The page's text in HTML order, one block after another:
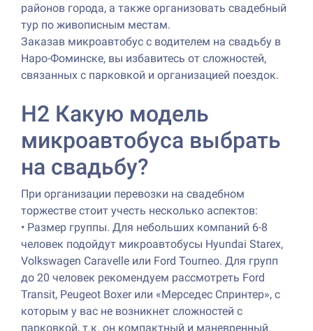
районов города, а также организовать свадебный
тур по живописным местам.
Заказав микроавтобус с водителем на свадьбу в
Наро-Фоминске, вы избавитесь от сложностей,
связанных с парковкой и организацией поездок.
H2 Какую модель
микроавтобуса выбрать
на свадьбу?
При организации перевозки на свадебном
торжестве стоит учесть несколько аспектов:
• Размер группы. Для небольших компаний 6-8
человек подойдут микроавтобусы Hyundai Starex,
Volkswagen Caravelle или Ford Tourneo. Для групп
до 20 человек рекомендуем рассмотреть Ford
Transit, Peugeot Boxer или «Мерседес Спринтер», с
которым у вас не возникнет сложностей с
парковкой, т.к. он компактный и маневренный.